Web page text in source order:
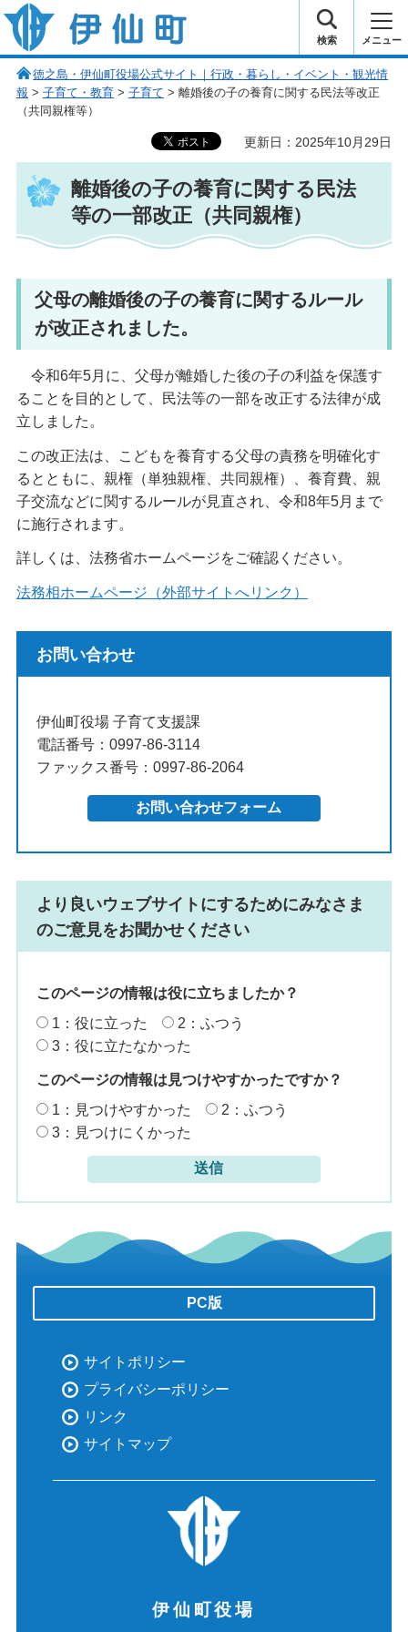
伊仙町 健康・長寿と子宝の町
検索 メニュー
徳之島・伊仙町役場公式サイト｜行政・暮らし・イベント・観光情
報 > 子育て・教育> 子育て > 離婚後の子の養育に関する民法等改正
（共同親権等）
更新日：2025年10月29日
離婚後の子の養育に関する民法
等の一部改正（共同親権）
父母の離婚後の子の養育に関するルール
が改正されました。
令和6年5月に、父母が離婚した後の子の利益を保護す
ることを目的として、民法等の一部を改正する法律が成
立しました。
この改正法は、こどもを養育する父母の責務を明確化す
るとともに、親権（単独親権、共同親権）、養育費、親
子交流などに関するルールが見直され、令和8年5月まで
に施行されます。
詳しくは、法務省ホームページをご確認ください。
法務相ホームページ（外部サイトへリンク）
お問い合わせ
伊仙町役場 子育て支援課
電話番号：0997-86-3114
ファックス番号：0997-86-2064
より良いウェブサイトにするためにみなさま
のご意見をお聞かせください
このページの情報は役に立ちましたか？
1：役に立った
2：ふつう
3：役に立たなかった
このページの情報は見つけやすかったですか？
1：見つけやすかった
2：ふつう
3：見つけにくかった
PC版
サイトポリシー
プライバシーポリシー
リンク
サイトマップ
伊仙町役場